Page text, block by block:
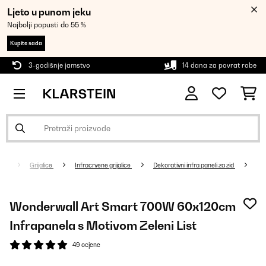
Ljeto u punom jeku
Najbolji popusti do 55 %
Kupite sada
3-godišnje jamstvo 14 dana za povrat robe
Grijalice Infracrvene grijalice Dekorativni infra paneli za zid
Wonderwall Art Smart 700W 60x120cm
Infrapanela s Motivom Zeleni List
49 ocjene